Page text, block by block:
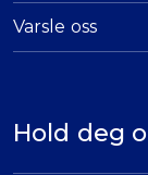
Varsle oss
Hold deg